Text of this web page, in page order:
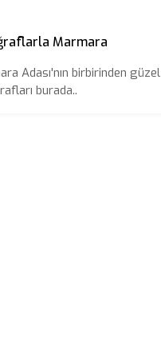
Marmara
Adası'nın birbirinden güzel
burada..